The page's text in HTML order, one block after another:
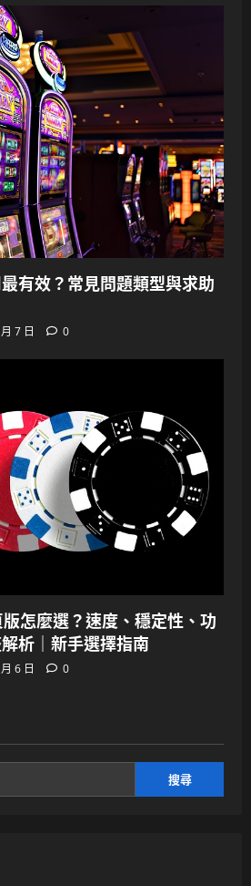
有效？常見問題類型與求助
7 日 0
怎麼選？速度、穩定性、功
析｜新手選擇指南
6 日 0
搜尋